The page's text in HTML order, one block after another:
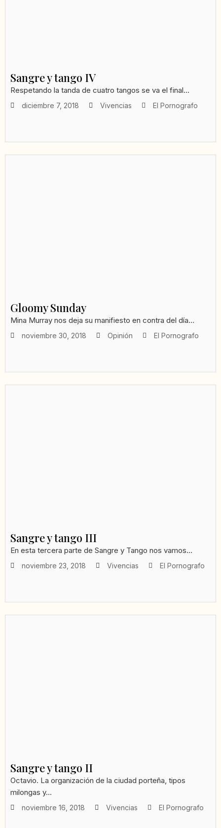
Sangre y tango IV
Respetando la tanda de cuatro tangos se va el final...
diciembre 7, 2018 Vivencias El Pornografo
Gloomy Sunday
Mina Murray nos deja su manifiesto en contra del día...
noviembre 30, 2018 Opinión El Pornografo
Sangre y tango III
En esta tercera parte de Sangre y Tango nos vamos...
noviembre 23, 2018 Vivencias El Pornografo
Sangre y tango II
Octavio. La organización de la ciudad porteña, tipos
milongas y...
noviembre 16, 2018 Vivencias El Pornografo